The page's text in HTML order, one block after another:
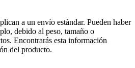
a un envío estándar. Pueden haber
debido al peso, tamaño o
Encontrarás esta información
del producto.